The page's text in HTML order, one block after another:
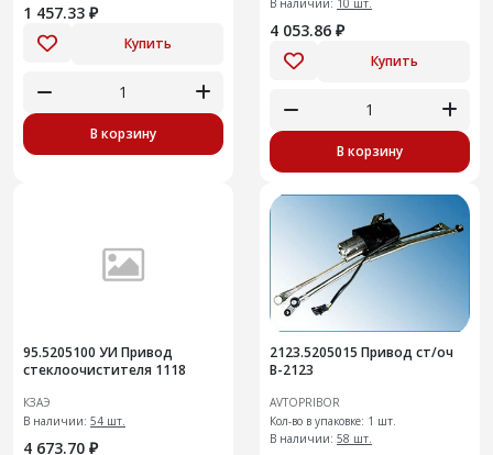
1 457.33 ₽
Купить
В корзину
В наличии: 10 шт.
4 053.86 ₽
Купить
В корзину
95.5205100 УИ Привод
стеклоочистителя 1118
КЗАЭ
В наличии: 54 шт.
4 673.70 ₽
2123.5205015 Привод ст/оч
В-2123
AVTOPRIBOR
Кол-во в упаковке: 1 шт.
В наличии: 58 шт.